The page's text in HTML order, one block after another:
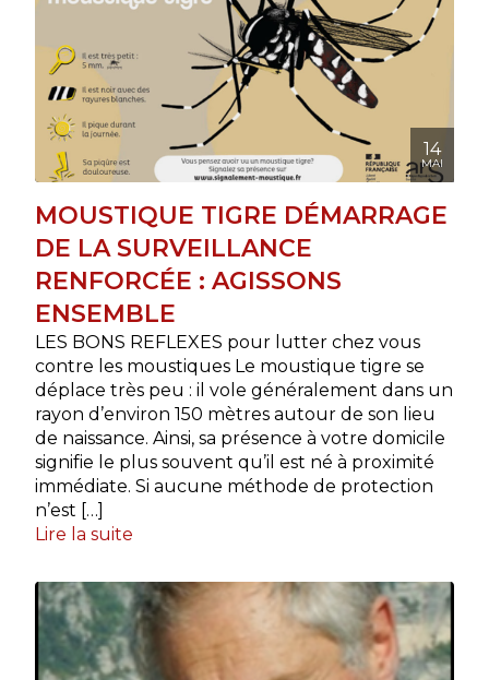
14
MAI
MOUSTIQUE TIGRE DÉMARRAGE
DE LA SURVEILLANCE
RENFORCÉE : AGISSONS
ENSEMBLE
LES BONS REFLEXES pour lutter chez vous
contre les moustiques Le moustique tigre se
déplace très peu : il vole généralement dans un
rayon d’environ 150 mètres autour de son lieu
de naissance. Ainsi, sa présence à votre domicile
signifie le plus souvent qu’il est né à proximité
immédiate. Si aucune méthode de protection
n’est […]
Lire la suite